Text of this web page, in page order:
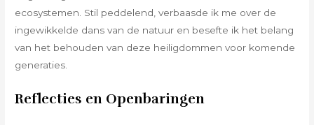
ecosystemen. Stil peddelend, verbaasde ik me over de
ingewikkelde dans van de natuur en besefte ik het belang
van het behouden van deze heiligdommen voor komende
generaties.
Reflecties en Openbaringen